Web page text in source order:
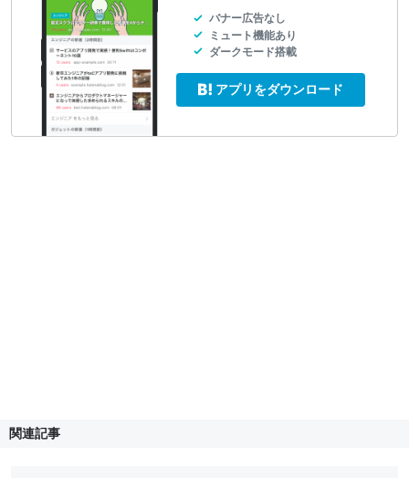
バナー広告なし
ミュート機能あり
ダークモード搭載
アプリをダウンロード
関連記事